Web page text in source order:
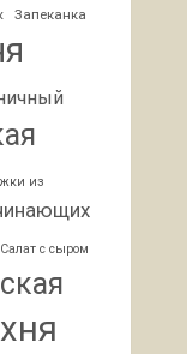
Запеканка
из
Салат с сыром